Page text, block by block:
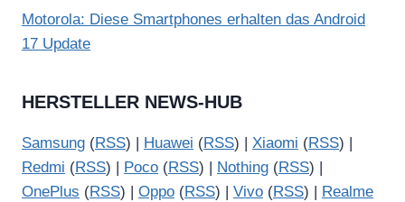
Motorola: Diese Smartphones erhalten das Android
17 Update
HERSTELLER NEWS-HUB
Samsung (RSS) | Huawei (RSS) | Xiaomi (RSS) |
Redmi (RSS) | Poco (RSS) | Nothing (RSS) |
OnePlus (RSS) | Oppo (RSS) | Vivo (RSS) |
Realme